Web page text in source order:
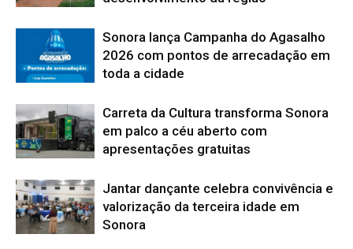
Sonora lança Campanha do Agasalho
2026 com pontos de arrecadação em
toda a cidade
Carreta da Cultura transforma Sonora
em palco a céu aberto com
apresentações gratuitas
Jantar dançante celebra convivência e
valorização da terceira idade em
Sonora